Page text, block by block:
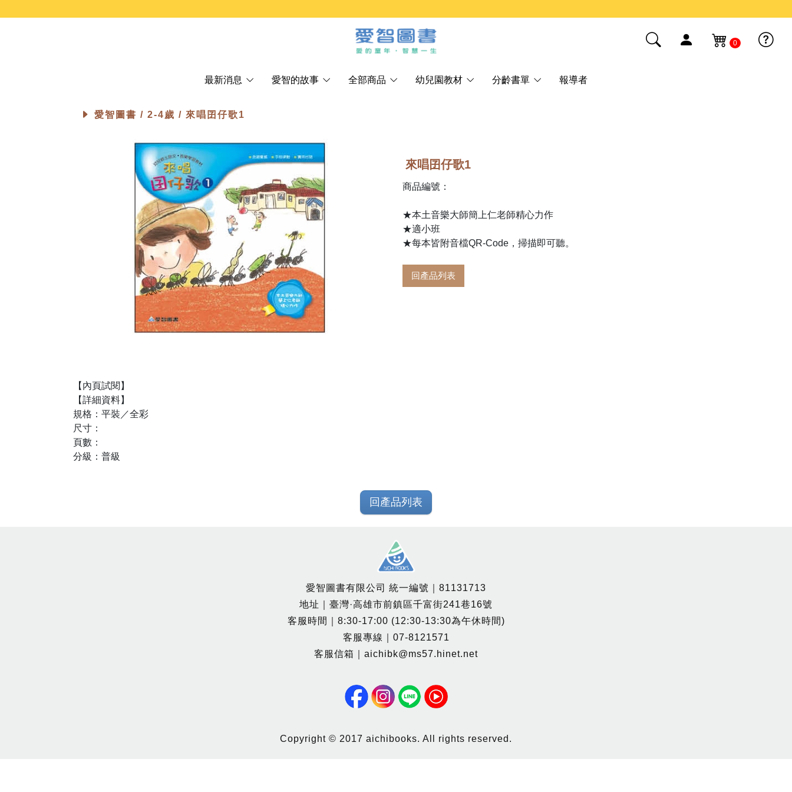
0
最新消息 愛智的故事 全部商品 幼兒園教材 分齡書單 報導者
愛智圖書 / 2-4歲/ 來唱囝仔歌1
來唱囝仔歌1
商品編號：
★本土音樂大師簡上仁老師精心力作
★適小班
★每本皆附音檔QR-Code，掃描即可聽。
回產品列表
【內頁試閱】
【詳細資料】
規格：平裝／全彩
尺寸：
頁數：
分級：普級
回產品列表
愛智圖書有限公司 統一編號｜81131713
地址｜臺灣·高雄市前鎮區千富街241巷16號
客服時間｜8:30-17:00 (12:30-13:30為午休時間)
客服專線｜07-8121571
客服信箱｜aichibk@ms57.hinet.net
Copyright © 2017 aichibooks. All rights reserved.